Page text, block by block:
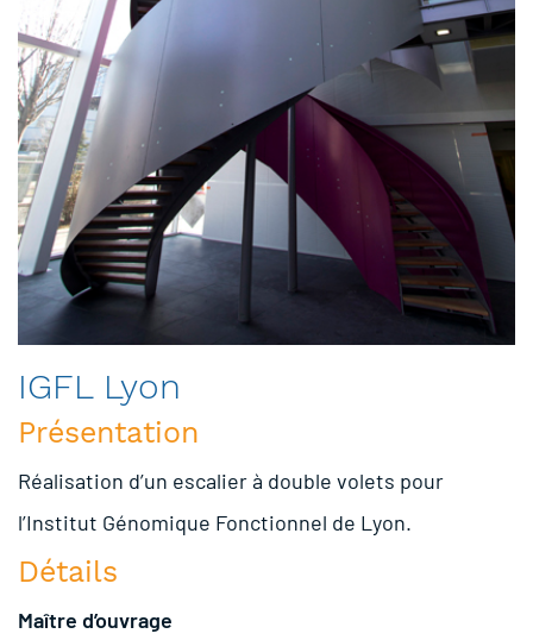
IGFL Lyon
Présentation
Réalisation d’un escalier à double volets pour
l’Institut Génomique Fonctionnel de Lyon.
Détails
Maître d’ouvrage